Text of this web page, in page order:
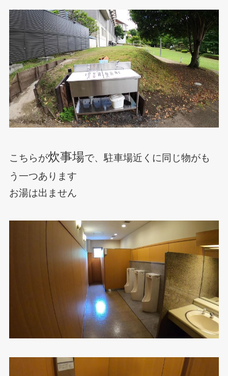
こちらが炊事場で、駐車場近くに同じ物がも
う一つあります
お湯は出ません